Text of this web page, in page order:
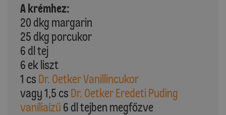
A krémhez:
20 dkg margarin
25 dkg porcukor
6 dl tej
6 ek liszt
1 cs Dr. Oetker Vanillincukor
vagy 1,5 cs Dr. Oetker Eredeti Puding
vaníliaízű 6 dl tejben megfőzve